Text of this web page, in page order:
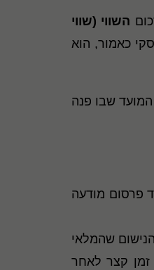
השווי (שווי
כאמור, הוא
שבו פנה
פרסום מודעה
שהמלאי
זמן קצר לאחר